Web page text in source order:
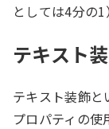
としては4分の1
テキスト
テキスト装飾と
プロパティの